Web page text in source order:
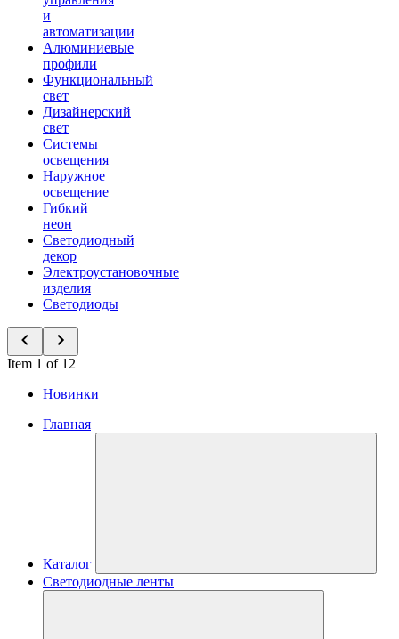
и
автоматизации
Алюминиевые
профили
Функциональный
свет
Дизайнерский
свет
Системы
освещения
Наружное
освещение
Гибкий
неон
Светодиодный
декор
Электроустановочные
изделия
Светодиоды
Item 1 of 12
Новинки
Главная
Каталог
Светодиодные ленты